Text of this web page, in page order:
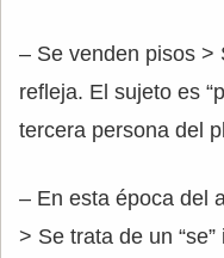
– Se venden pisos >
refleja. El sujeto es
tercera persona del
– En esta época del
> Se trata de un